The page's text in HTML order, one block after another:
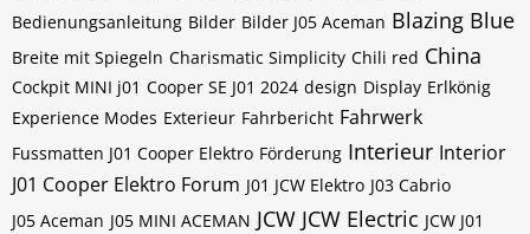
Bedienungsanleitung Bilder Bilder J05 Aceman Blazing Blue
Breite mit Spiegeln Charismatic Simplicity Chili red China
Cockpit MINI j01 Cooper SE J01 2024 design Display Erlkönig
Experience Modes Exterieur Fahrbericht Fahrwerk
Fussmatten J01 Cooper Elektro Förderung Interieur Interior
J01 Cooper Elektro Forum J01 JCW Elektro J03 Cabrio
J05 Aceman J05 MINI ACEMAN JCW JCW Electric JCW J01